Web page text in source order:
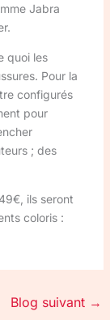
Jabra
quoi les
Pour la
configurés
pour
; des
ils seront
coloris :
Blog suivant →